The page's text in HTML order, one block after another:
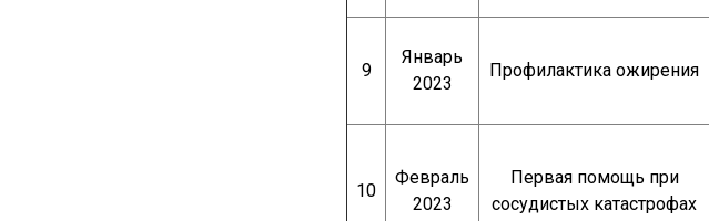
9
Январь
2023
Профилактика ожирения
10
Февраль
2023
Первая помощь при
сосудистых катастрофах